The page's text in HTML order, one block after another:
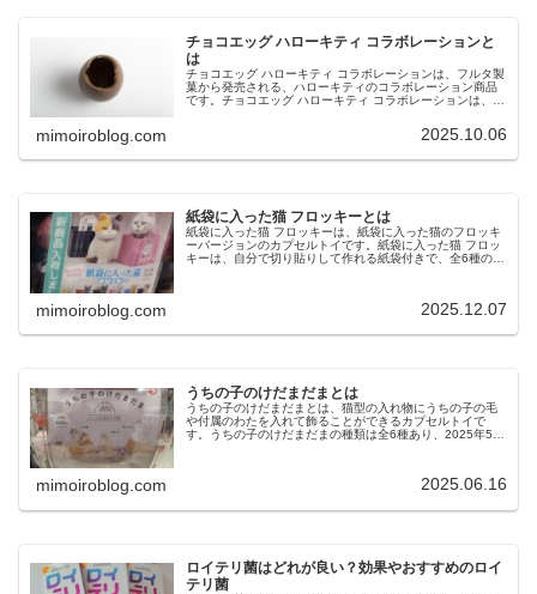
チョコエッグ ハローキティ コラボレーションと
は
チョコエッグ ハローキティ コラボレーションは、フルタ製
菓から発売される、ハローキティのコラボレーション商品
です。チョコエッグ ハローキティ コラボレーションは、卵
mimoiroblog.com 2025.10.06
紙袋に入った猫 フロッキーとは
紙袋に入った猫 フロッキーは、紙袋に入った猫のフロッキ
ーバージョンのカプセルトイです。紙袋に入った猫 フロッ
キーは、自分で切り貼りして作れる紙袋付きで、全6種のラ
mimoiroblog.com 2025.12.07
うちの子のけだまだまとは
うちの子のけだまだまとは、猫型の入れ物にうちの子の毛
や付属のわたを入れて飾ることができるカプセルトイで
す。うちの子のけだまだまの種類は全6種あり、2025年5月
mimoiroblog.com 2025.06.16
ロイテリ菌はどれが良い？効果やおすすめのロイ
テリ菌